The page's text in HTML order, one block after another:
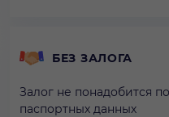
БЕЗ ЗАЛОГА
Залог не понадобится
паспортных данных